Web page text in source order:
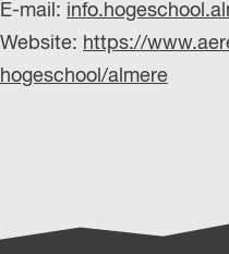
E-mail:
Website: https://
hogeschool/almere